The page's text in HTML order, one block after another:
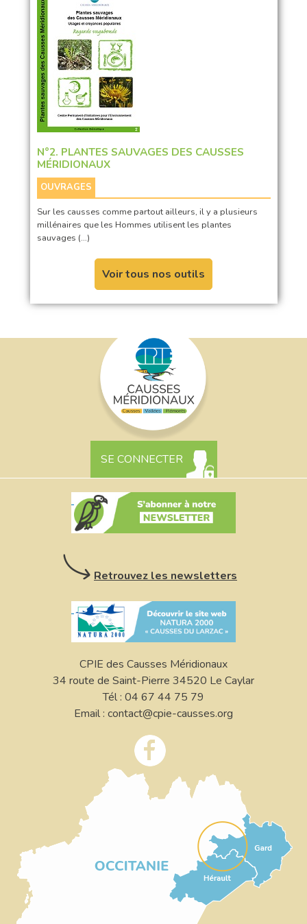
N°2. PLANTES SAUVAGES DES CAUSSES
MÉRIDIONAUX
OUVRAGES
Sur les causses comme partout ailleurs, il y a plusieurs
millénaires que les Hommes utilisent les plantes
sauvages (…)
Voir tous nos outils
SE CONNECTER
Retrouvez les newsletters
CPIE des Causses Méridionaux
34 route de Saint-Pierre 34520 Le Caylar
Tél : 04 67 44 75 79
Email : contact@cpie-causses.org